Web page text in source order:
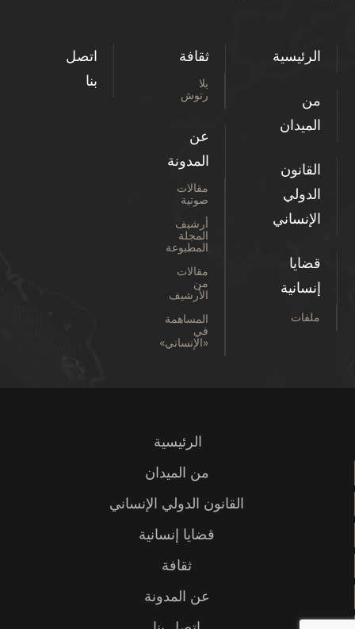
الرئيسية
من
الميدان
القانون
الدولي
الإنساني
قضايا
إنسانية
ملفات
ثقافة
بلا
رتوش
عن
المدونة
مقالات
صوتية
أرشيف
المجلة
المطبوعة
مقالات
من
الأرشيف
المساهمة
في
«الإنساني»
اتصل
بنا
الرئيسية
من الميدان
القانون الدولي الإنساني
قضايا إنسانية
ثقافة
عن المدونة